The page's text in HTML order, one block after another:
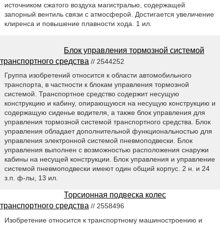
источником сжатого воздуха магистралью, содержащей
запорный вентиль связи с атмосферой. Достигается увеличение
клиренса и повышение плавности хода. 1 ил.
Блок управления тормозной системой
транспортного средства // 2544252
Группа изобретений относится к области автомобильного
транспорта, в частности к блокам управления тормозной
системой. Транспортное средство содержит несущую
конструкцию и кабину, опирающуюся на несущую конструкцию и
содержащую сиденье водителя, а также блок управления для
управления тормозной системой транспортного средства. Блок
управления обладает дополнительной функциональностью для
управления электронной системой пневмоподвески. Блок
управления выполнен с возможностью расположения снаружи
кабины на несущей конструкции. Блок управления и управление
системой пневмоподвески имеют один общий корпус. 2 н. и 24
з.п. ф-лы, 13 ил.
Торсионная подвеска колес
транспортного средства // 2558496
Изобретение относится к транспортному машиностроению и